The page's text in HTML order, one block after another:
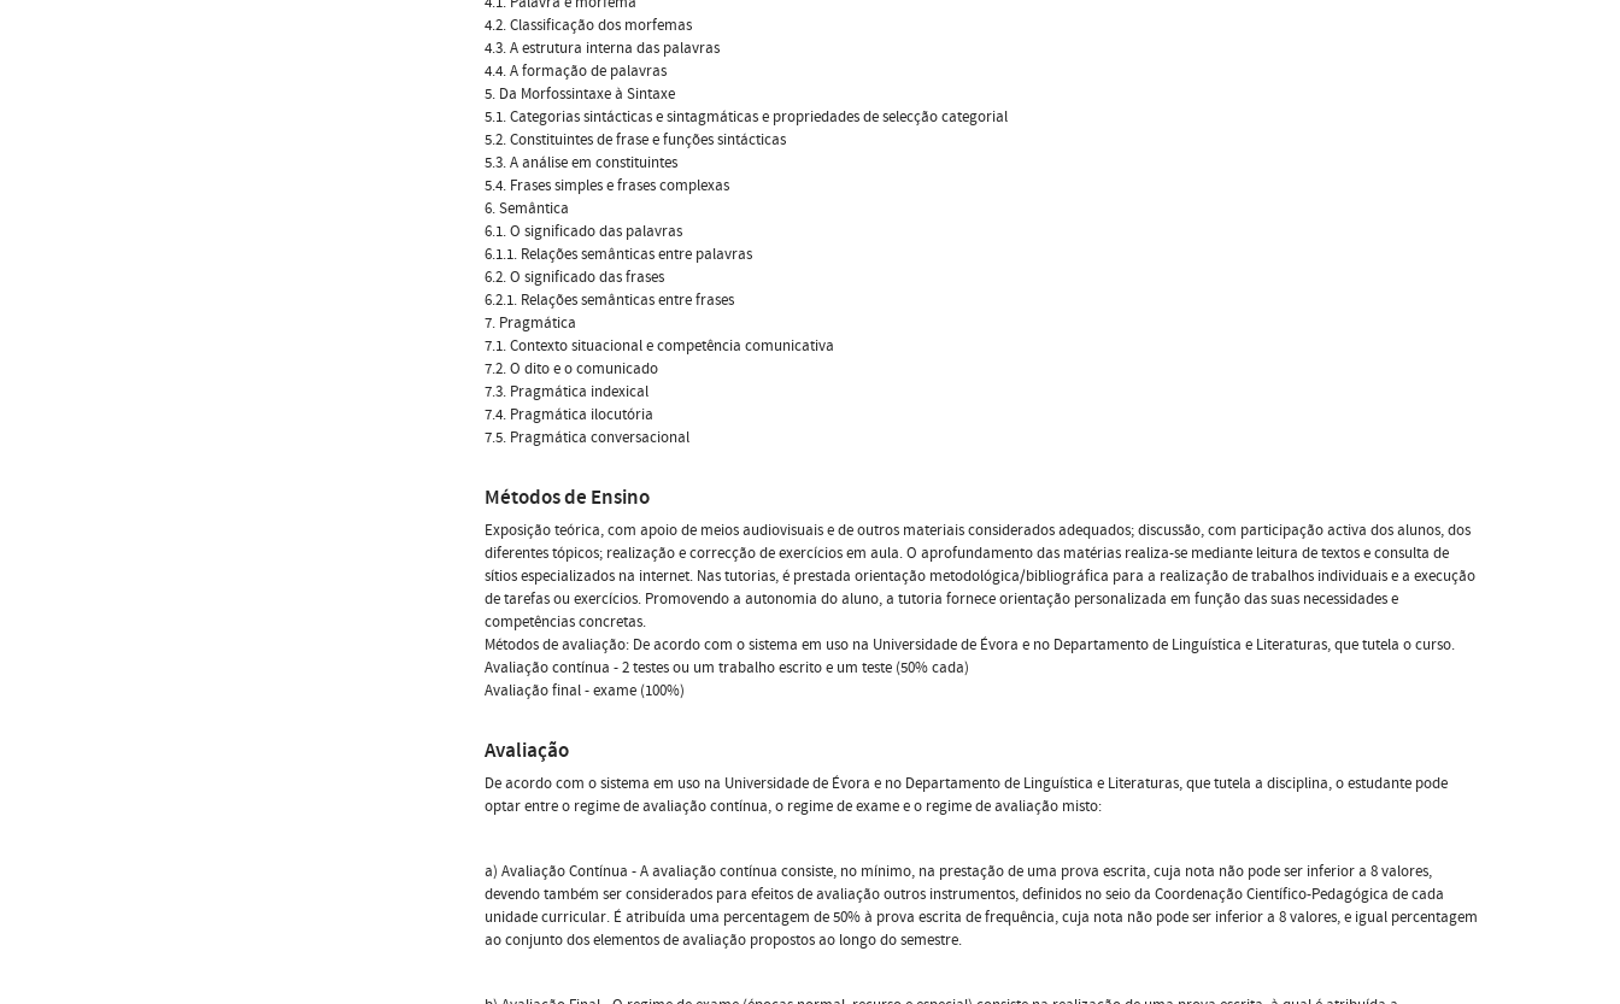
4.2. Classificação dos morfemas
4.3. A estrutura interna das palavras
4.4. A formação de palavras
5. Da Morfossintaxe à Sintaxe
5.1. Categorias sintácticas e sintagmáticas e propriedades de selecção categorial
5.2. Constituintes de frase e funções sintácticas
5.3. A análise em constituintes
5.4. Frases simples e frases complexas
6. Semântica
6.1. O significado das palavras
6.1.1. Relações semânticas entre palavras
6.2. O significado das frases
6.2.1. Relações semânticas entre frases
7. Pragmática
7.1. Contexto situacional e competência comunicativa
7.2. O dito e o comunicado
7.3. Pragmática indexical
7.4. Pragmática ilocutória
7.5. Pragmática conversacional
Métodos de Ensino
Exposição teórica, com apoio de meios audiovisuais e de outros materiais considerados adequados; discussão, com participação activa dos alunos, dos
diferentes tópicos; realização e correcção de exercícios em aula. O aprofundamento das matérias realiza-se mediante leitura de textos e consulta de
sítios especializados na internet. Nas tutorias, é prestada orientação metodológica/bibliográfica para a realização de trabalhos individuais e a execução
de tarefas ou exercícios. Promovendo a autonomia do aluno, a tutoria fornece orientação personalizada em função das suas necessidades e
competências concretas.
Métodos de avaliação: De acordo com o sistema em uso na Universidade de Évora e no Departamento de Linguística e Literaturas, que tutela o curso.
Avaliação contínua - 2 testes ou um trabalho escrito e um teste (50% cada)
Avaliação final - exame (100%)
Avaliação
De acordo com o sistema em uso na Universidade de Évora e no Departamento de Linguística e Literaturas, que tutela a disciplina, o estudante pode
optar entre o regime de avaliação contínua, o regime de exame e o regime de avaliação misto:
a) Avaliação Contínua - A avaliação contínua consiste, no mínimo, na prestação de uma prova escrita, cuja nota não pode ser inferior a 8 valores,
devendo também ser considerados para efeitos de avaliação outros instrumentos, definidos no seio da Coordenação Científico-Pedagógica de cada
unidade curricular. É atribuída uma percentagem de 50% à prova escrita de frequência, cuja nota não pode ser inferior a 8 valores, e igual percentagem
ao conjunto dos elementos de avaliação propostos ao longo do semestre.